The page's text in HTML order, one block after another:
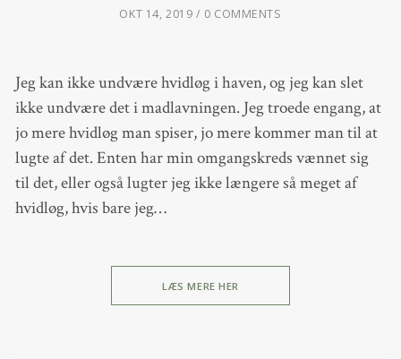
OKT 14, 2019
0 COMMENTS
Jeg kan ikke undvære hvidløg i haven, og jeg kan slet
ikke undvære det i madlavningen. Jeg troede engang, at
jo mere hvidløg man spiser, jo mere kommer man til at
lugte af det. Enten har min omgangskreds vænnet sig
til det, eller også lugter jeg ikke længere så meget af
hvidløg, hvis bare jeg…
LÆS MERE HER